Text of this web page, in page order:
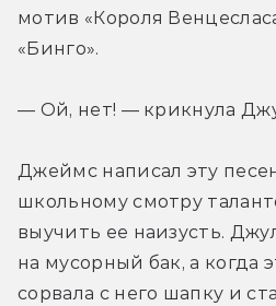
мотив «Короля
«Бинго».
— Ой, нет! — крикнула
Джеймс написал эту
школьному смотру
выучить ее наизусть.
на мусорный бак, а когда
сорвала с него шапку и